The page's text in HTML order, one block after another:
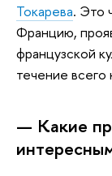
Токарева. Это
Францию,
французской
течение всего
— Какие